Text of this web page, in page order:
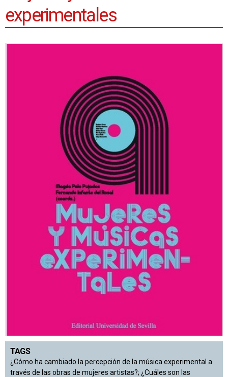
experimentales
TAGS
¿Cómo ha cambiado la percepción de la música experimental a
través de las obras de mujeres artistas?; ¿Cuáles son las